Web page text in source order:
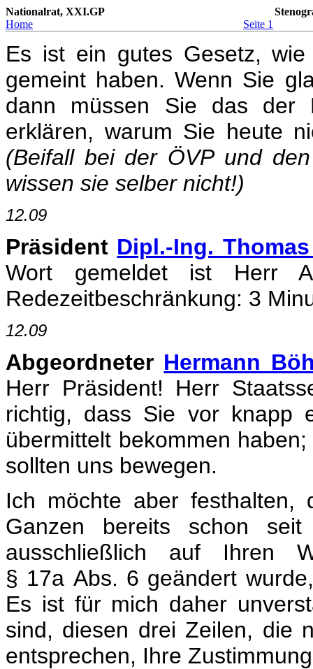
Nationalrat, XXI.GP
Home
Seite 1
Es ist ein gutes Gesetz,
gemeint haben. Wenn Sie
dann müssen Sie das der
erklären, warum Sie heute
(Beifall bei der ÖVP und
wissen sie selber nicht!)
12.09
Präsident Dipl.-Ing.
Wort gemeldet ist Herr
Redezeitbeschränkung: 3
12.09
Abgeordneter Hermann
Herr Präsident! Herr
richtig, dass Sie vor knapp
übermittelt bekommen
sollten uns bewegen.
Ich möchte aber
Ganzen bereits schon
ausschließlich auf Ihren
§ 17a Abs. 6 geändert
Es ist für mich daher
sind, diesen drei Zeilen, die
entsprechen, Ihre